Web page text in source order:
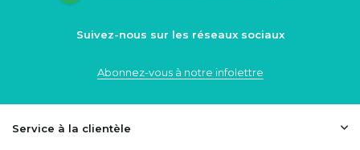
Suivez-nous sur les réseaux sociaux
Abonnez-vous à notre infolettre
Service à la clientèle